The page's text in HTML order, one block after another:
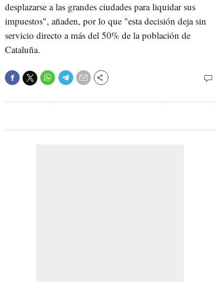
desplazarse a las grandes ciudades para liquidar sus
impuestos", añaden, por lo que "esta decisión deja sin
servicio directo a más del 50% de la población de
Cataluña.